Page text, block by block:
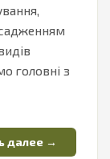
головні з